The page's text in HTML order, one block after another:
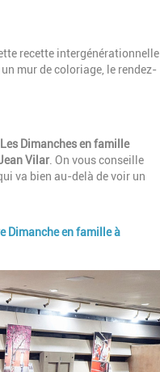
recette intergénérationnelle
un mur de coloriage, le rendez-
Les Dimanches en famille
Vilar . On vous conseille
va bien au-delà de voir un
Dimanche en famille à